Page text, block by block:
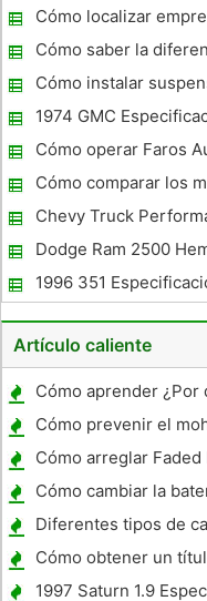
Cómo localizar
Cómo saber la
y Ford 390
Cómo instalar
Chevy Silverado
1974 GMC
Cómo operar Faros
camiones GM
Cómo comparar los
Diesel
Chevy Truck
Dodge Ram 2500
1996 351
Artículo caliente
Cómo aprender
funciona
Cómo prevenir el
Cómo arreglar Faded
Cómo cambiar la
Intruder
Diferentes tipos de
Cómo obtener un
correo en Texas
1997 Saturn 1.9